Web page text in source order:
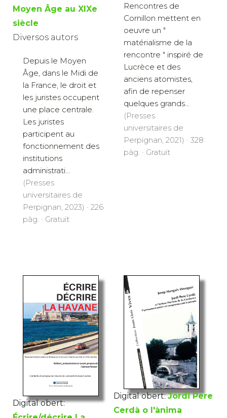
Moyen Âge au XIXe
siècle
Diversos autors
Depuis le Moyen
Âge, dans le Midi de
la France, le droit et
les juristes occupent
une place centrale.
Les juristes
participent au
fonctionnement des
institutions
administrati...
(Presses
universitaires de
Perpignan, 2023) · 226
pàg. · Gratuït
Rencontres de
Cornillon mettent en
oeuvre un "
matérialisme de la
rencontre " inspiré de
Lucrèce et des
anciens atomistes,
afin de repenser
quelques grands...
(Presses
universitaires de
Perpignan, 2021) · 328
pàg. · Gratuït
Digital obert:
Digital obert: Jordi Pere
Cerdà o l'ànima